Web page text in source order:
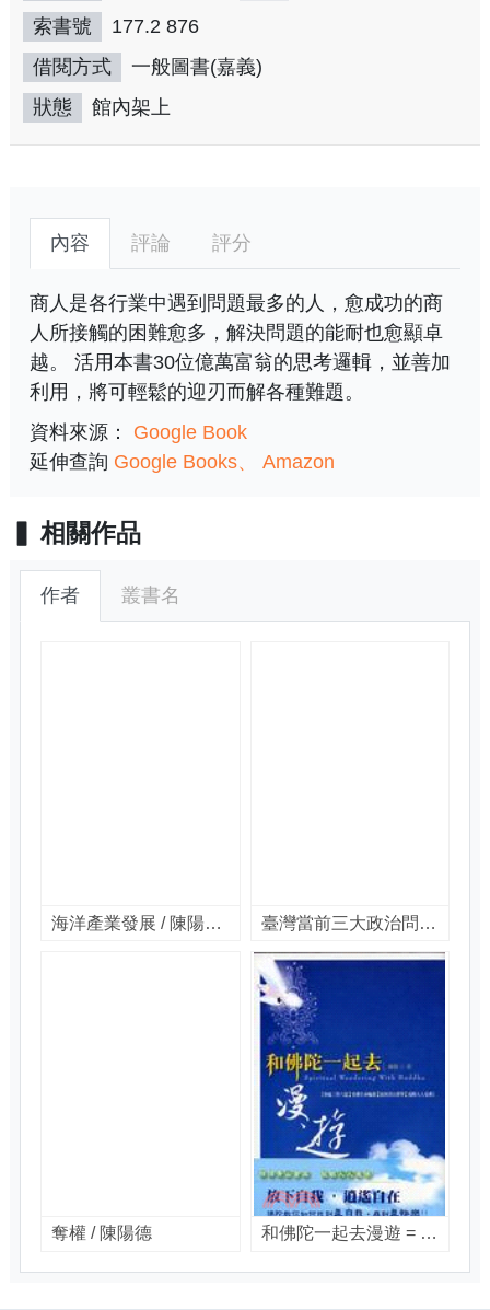
索書號
177.2 876
借閱方式
一般圖書(嘉義)
狀態
館內架上
內容 評論 評分
商人是各行業中遇到問題最多的人，愈成功的商
人所接觸的困難愈多，解決問題的能耐也愈顯卓
越。 活用本書30位億萬富翁的思考邏輯，並善加
利用，將可輕鬆的迎刃而解各種難題。
資料來源： Google Book
延伸查詢 Google Books Amazon
相關作品
作者 叢書名
海洋產業發展 / 陳陽益著 臺灣當前三大政治問題 / 陳陽德著
奪權 / 陳陽德 和佛陀一起去漫遊 = Spiritual wandering with Buddha / 陳陽著